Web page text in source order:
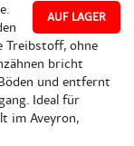
AUF LAGER
ohne
bricht
und entfernt
Ideal für
im Aveyron,